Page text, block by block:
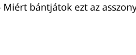
Miért bántjátok ezt az